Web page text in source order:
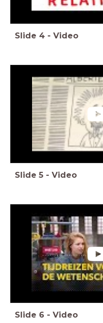
Slide 4 - Video
Slide 5 - Video
Slide 6 - Video